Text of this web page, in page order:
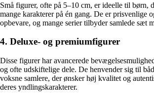
Små figurer, ofte på 5–10 cm, er ideelle til børn,
mange karakterer på én gang. De er prisvenlige
opbevare, og mange serier tilbyder samlede sæt
4. Deluxe- og premiumfigurer
Disse figurer har avancerede
og ofte udskiftelige dele. De henvender sig til
voksne samlere, der ønsker høj kvalitet og
deres yndlingskarakterer.